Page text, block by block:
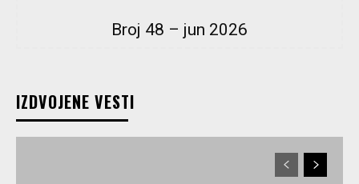
Broj 48 – jun 2026
IZDVOJENE VESTI